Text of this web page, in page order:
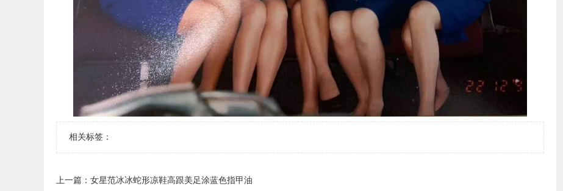
相关标签：
上一篇： ​女星范冰冰蛇形凉鞋高跟美足涂蓝色指甲油